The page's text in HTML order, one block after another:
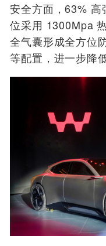
安全方面，63% 高
位采用 1300Mpa
全气囊形成全方位
等配置，进一步降